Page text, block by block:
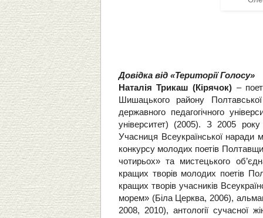
Довідка від «Території Голосу»
Наталія Трикаш (Кірячок) –
Шишацького району
державного педагогічного
університет) (2005). З 2005
Учасниця Всеукраїнської наради
конкурсу молодих поетів
чотирьох» та мистецького
кращих творів молодих поетів
кращих творів учасників
морем» (Біла Церква, 2006),
2008, 2010), антології сучасної